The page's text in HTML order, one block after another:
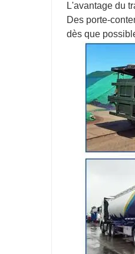
L'avantage du
Des porte-
dès que